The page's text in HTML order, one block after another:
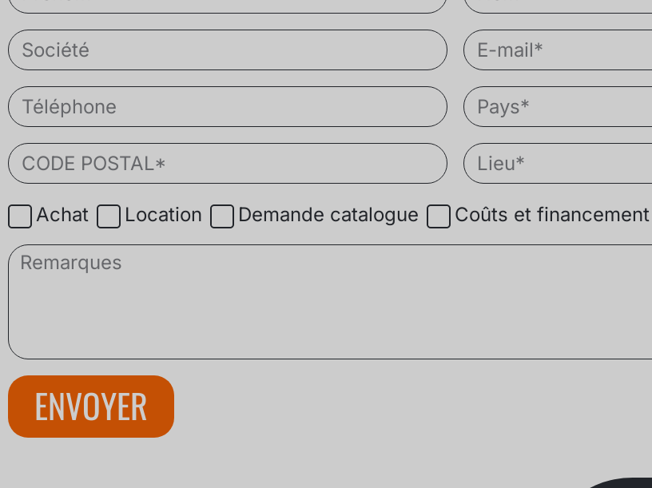
Achat Location Demande catalogue Coûts et financement
ENVOYER